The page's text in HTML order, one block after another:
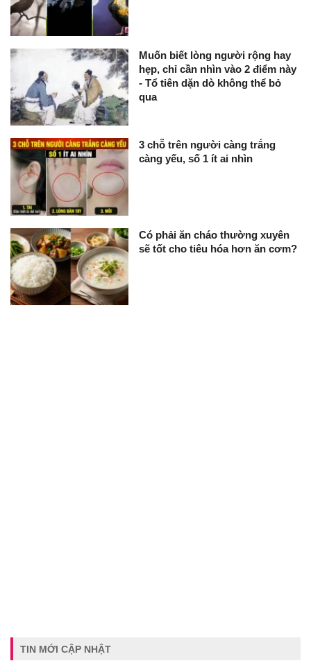
Muốn biết lòng người rộng hay
hẹp, chỉ cần nhìn vào 2 điểm này
- Tổ tiên dặn dò không thể bỏ
qua
3 chỗ trên người càng trắng
càng yếu, số 1 ít ai nhìn
Có phải ăn cháo thường xuyên
sẽ tốt cho tiêu hóa hơn ăn cơm?
TIN MỚI CẬP NHẬT